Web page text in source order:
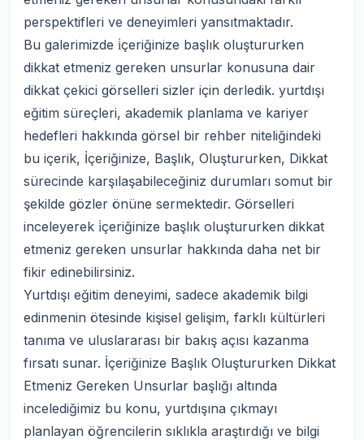
perspektifleri ve deneyimleri yansıtmaktadır.
Bu galerimizde i̇çeriğinize başlık oluştururken
dikkat etmeniz gereken unsurlar konusuna dair
dikkat çekici görselleri sizler için derledik. yurtdışı
eğitim süreçleri, akademik planlama ve kariyer
hedefleri hakkında görsel bir rehber niteliğindeki
bu içerik, İçeriğinize, Başlık, Oluştururken, Dikkat
sürecinde karşılaşabileceğiniz durumları somut bir
şekilde gözler önüne sermektedir. Görselleri
inceleyerek i̇çeriğinize başlık oluştururken dikkat
etmeniz gereken unsurlar hakkında daha net bir
fikir edinebilirsiniz.
Yurtdışı eğitim deneyimi, sadece akademik bilgi
edinmenin ötesinde kişisel gelişim, farklı kültürleri
tanıma ve uluslararası bir bakış açısı kazanma
fırsatı sunar. İçeriğinize Başlık Oluştururken Dikkat
Etmeniz Gereken Unsurlar başlığı altında
incelediğimiz bu konu, yurtdışına çıkmayı
planlayan öğrencilerin sıklıkla araştırdığı ve bilgi